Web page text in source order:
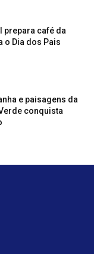
prepara café da
o Dia dos Pais
e paisagens da
conquista